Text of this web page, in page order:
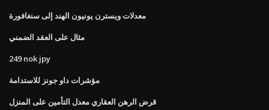
معدلات ويسترن يونيون الهند إلى سنغافورة
مثال على العقد الضمني
249 nok jpy
مؤشرات داو جونز للاستدامة
قرض الرهن العقاري معدل التأمين على المنزل